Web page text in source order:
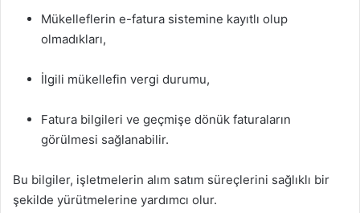
Mükelleflerin e-fatura sistemine kayıtlı olup
olmadıkları,
İlgili mükellefin vergi durumu,
Fatura bilgileri ve geçmişe dönük faturaların
görülmesi sağlanabilir.
Bu bilgiler, işletmelerin alım satım süreçlerini sağlıklı bir
şekilde yürütmelerine yardımcı olur.